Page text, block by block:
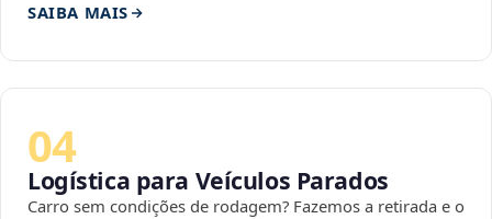
SAIBA MAIS
04
Logística para Veículos Parados
Carro sem condições de rodagem? Fazemos a retirada e o